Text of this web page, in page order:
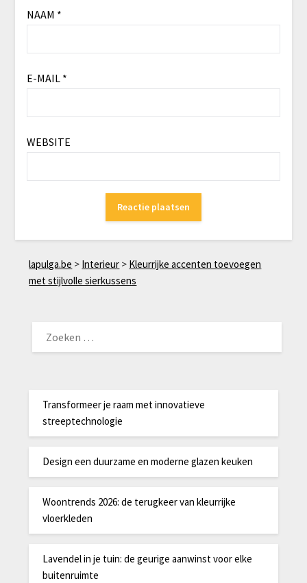
NAAM *
E-MAIL *
WEBSITE
lapulga.be > Interieur > Kleurrijke accenten toevoegen
met stijlvolle sierkussens
NAAR:
Transformeer je raam met innovatieve
streeptechnologie
Design een duurzame en moderne glazen keuken
Woontrends 2026: de terugkeer van kleurrijke
vloerkleden
Lavendel in je tuin: de geurige aanwinst voor elke
buitenruimte